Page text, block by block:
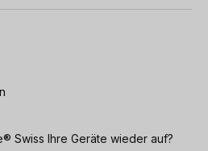
das Gerät alles, was eine
So können Sie Ihre
4 500 GB in Schwarz
Swiss Ihre Geräte wieder auf?